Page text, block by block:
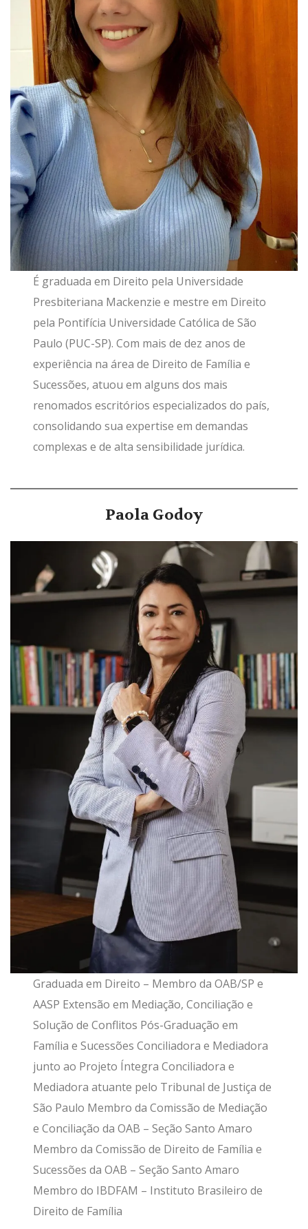
É graduada em Direito pela Universidade
Presbiteriana Mackenzie e mestre em Direito
pela Pontifícia Universidade Católica de São
Paulo (PUC-SP). Com mais de dez anos de
experiência na área de Direito de Família e
Sucessões, atuou em alguns dos mais
renomados escritórios especializados do país,
consolidando sua expertise em demandas
complexas e de alta sensibilidade jurídica.
Paola Godoy
Graduada em Direito – Membro da OAB/SP e
AASP Extensão em Mediação, Conciliação e
Solução de Conflitos Pós-Graduação em
Família e Sucessões Conciliadora e Mediadora
junto ao Projeto Íntegra Conciliadora e
Mediadora atuante pelo Tribunal de Justiça de
São Paulo Membro da Comissão de Mediação
e Conciliação da OAB – Seção Santo Amaro
Membro da Comissão de Direito de Família e
Sucessões da OAB – Seção Santo Amaro
Membro do IBDFAM – Instituto Brasileiro de
Direito de Família